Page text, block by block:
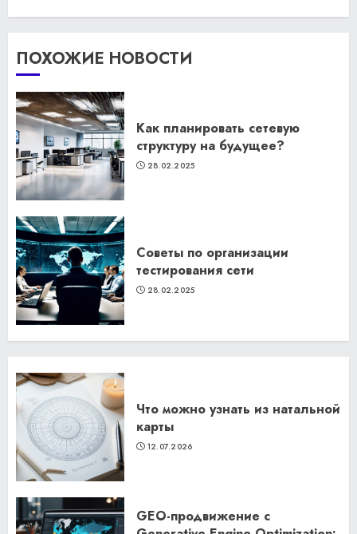
ПОХОЖИЕ НОВОСТИ
Как планировать сетевую
структуру на будущее?
28.02.2025
Советы по организации
тестирования сети
28.02.2025
Что можно узнать из натальной
карты
12.07.2026
GEO-продвижение с